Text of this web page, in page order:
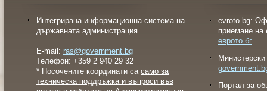
Интегрирана информационна система на
държавната администрация
E-mail: ras@government.bg
Телефон: +359 2 940 29 32
* Посочените координати са само за
техническа поддръжка и въпроси във
evroto.bg:
приемане на
еврото.бг
Портал за